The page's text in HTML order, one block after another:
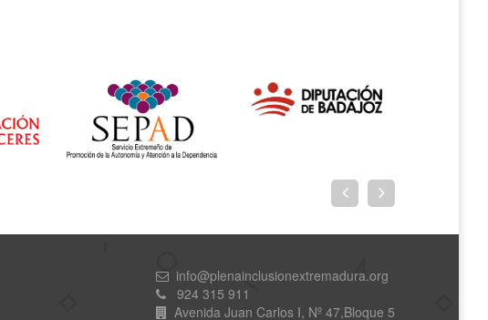
info@plenainclusionextremadura.org
924 315 911
Avenida Juan Carlos I, Nº 47,Bloque 5